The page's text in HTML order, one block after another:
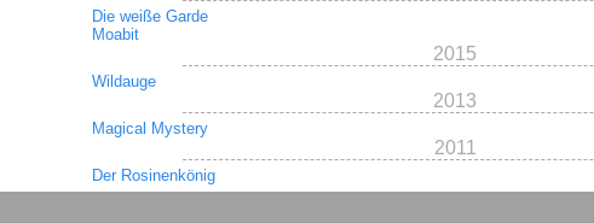
Die weiße Garde
Moabit
2015
Wildauge
2013
Magical Mystery
2011
Der Rosinenkönig